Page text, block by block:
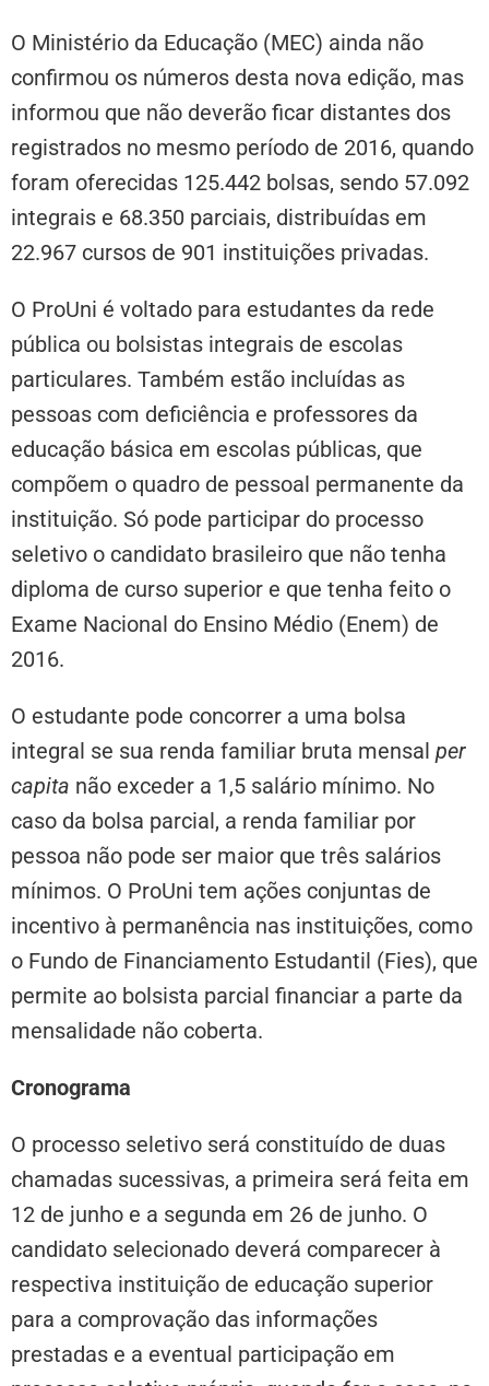
O Ministério da Educação (MEC) ainda não
confirmou os números desta nova edição, mas
informou que não deverão ficar distantes dos
registrados no mesmo período de 2016, quando
foram oferecidas 125.442 bolsas, sendo 57.092
integrais e 68.350 parciais, distribuídas em
22.967 cursos de 901 instituições privadas.
O ProUni é voltado para estudantes da rede
pública ou bolsistas integrais de escolas
particulares. Também estão incluídas as
pessoas com deficiência e professores da
educação básica em escolas públicas, que
compõem o quadro de pessoal permanente da
instituição. Só pode participar do processo
seletivo o candidato brasileiro que não tenha
diploma de curso superior e que tenha feito o
Exame Nacional do Ensino Médio (Enem) de
2016.
O estudante pode concorrer a uma bolsa
integral se sua renda familiar bruta mensal per
capita não exceder a 1,5 salário mínimo. No
caso da bolsa parcial, a renda familiar por
pessoa não pode ser maior que três salários
mínimos. O ProUni tem ações conjuntas de
incentivo à permanência nas instituições, como
o Fundo de Financiamento Estudantil (Fies), que
permite ao bolsista parcial financiar a parte da
mensalidade não coberta.
Cronograma
O processo seletivo será constituído de duas
chamadas sucessivas, a primeira será feita em
12 de junho e a segunda em 26 de junho. O
candidato selecionado deverá comparecer à
respectiva instituição de educação superior
para a comprovação das informações
prestadas e a eventual participação em